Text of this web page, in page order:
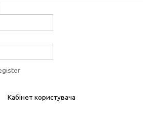
Кабінет користувача